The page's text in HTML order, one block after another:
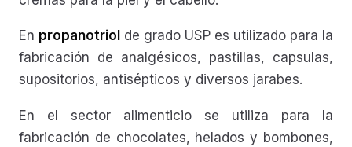
En propanotriol de grado USP es utilizado para la
fabricación de analgésicos, pastillas, capsulas,
supositorios, antisépticos y diversos jarabes.
En el sector alimenticio se utiliza para la
fabricación de chocolates, helados y bombones,